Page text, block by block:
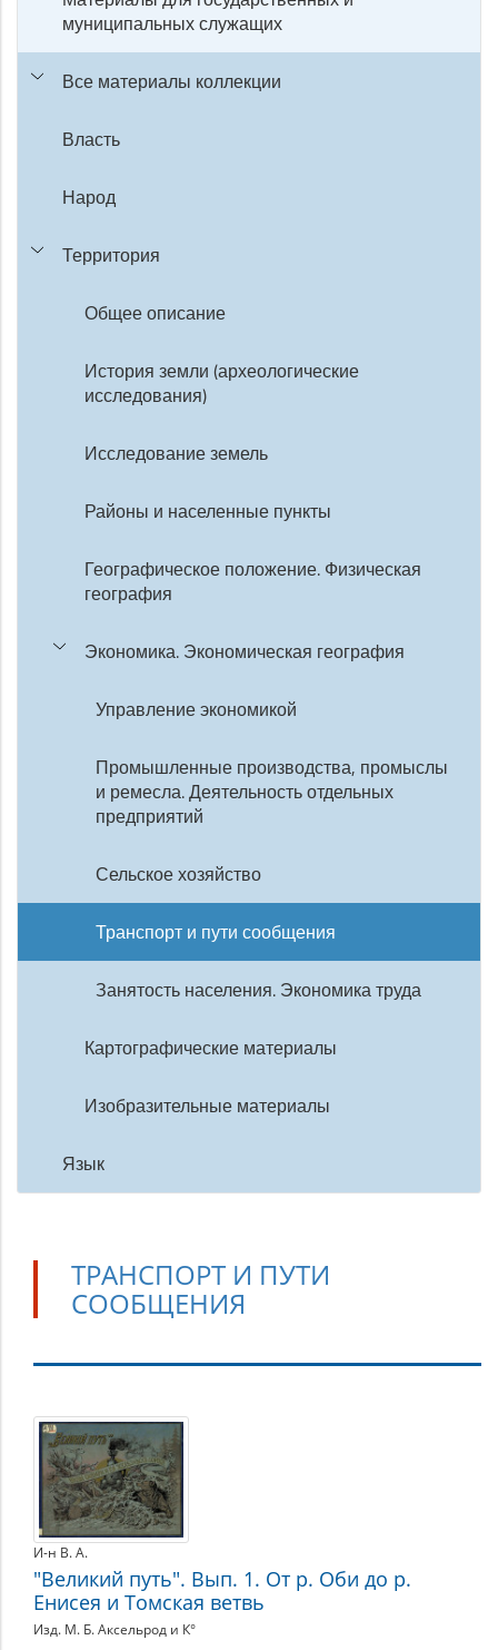
муниципальных служащих
Все материалы коллекции
Власть
Народ
Территория
Общее описание
История земли (археологические
исследования)
Исследование земель
Районы и населенные пункты
Географическое положение. Физическая
география
Экономика. Экономическая география
Управление экономикой
Промышленные производства, промыслы
и ремесла. Деятельность отдельных
предприятий
Сельское хозяйство
Транспорт и пути сообщения
Занятость населения. Экономика труда
Картографические материалы
Изобразительные материалы
Язык
ТРАНСПОРТ И ПУТИ
СООБЩЕНИЯ
Транспорт
и
пути
сообщения
И-н В. А.
"Великий путь". Вып. 1. От р. Оби до р.
Енисея и Томская ветвь
Изд. М. Б. Аксельрод и К°